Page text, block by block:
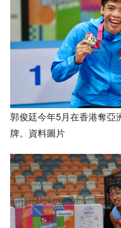
郭俊廷今年5月在香港奪亞
牌。資料圖片